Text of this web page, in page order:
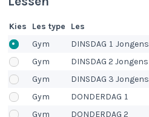
Kies Les type Les
Gym
DINSDAG 1 Jongens
Gym
DINSDAG 2 Jongens
Gym
DINSDAG 3 Jongens
Gym
DONDERDAG 1
Gym
DONDERDAG 2